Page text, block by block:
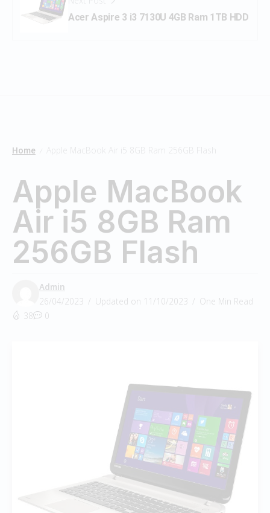
Acer Aspire 3 i3 7130U 4GB Ram 1TB HDD
Home Apple MacBook Air i5 8GB Ram 256GB Flash
Apple MacBook
Air i5 8GB Ram
256GB Flash
Admin
26/04/2023
Updated on 11/10/2023
One Min Read
38
0